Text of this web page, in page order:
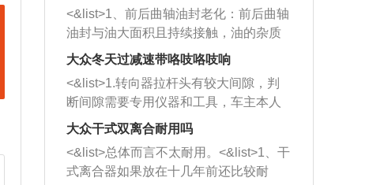
西取出来。但如果是因为积碳过多引起
的堵塞，就需要将三元催化器泡在草酸
洗剂对堵塞的情况得到解决，将清洗剂
放在燃油箱中，与燃油混合后，车辆启
动时，就可以和汽油一起进入到燃烧
室，最后形成废气排出，就可以让三元
催化器得到清洗，排气管堵塞的情况就
能够得到解决。
一圈半的练习，往右同样也要打相同的
圈数。 <&list>3、最后强调要反复练
习，这样就可以形成肌肉记忆，在真实
驾驶车辆时，不需要记忆也能打好方
向。
<&list>1、前后曲轴油封老化：前后曲轴
油封与油大面积且持续接触，油的杂质
和发动机内持续温度变化使其密封效果
逐渐减弱，导致渗油或漏油。<&list>2、
活塞间隙过大：积碳会使活塞环与缸体
的间隙扩大，导致机油流入燃烧室中，
造成烧机油。<&list>3、机油粘度。使用
机油粘度过小的话，同样会有烧机油现
象，机油粘度过小具有很好的流动性，
大众冬天过减速带咯吱咯吱响
<&list>1.转向器拉杆头有较大间隙，判
断间隙需要专用仪器和工具，车主本人
无法制作，需要将车辆送到修理厂或4s
店；<&list>2.车辆半轴套管防尘罩破
裂，破裂后会出现漏油现象，使半轴磨
损严重，磨损的半轴容易损坏，产生异
大众干式双离合耐用吗
<&list>总体而言不太耐用。<&list>1、干
式离合器如果放在十几年前还比较耐